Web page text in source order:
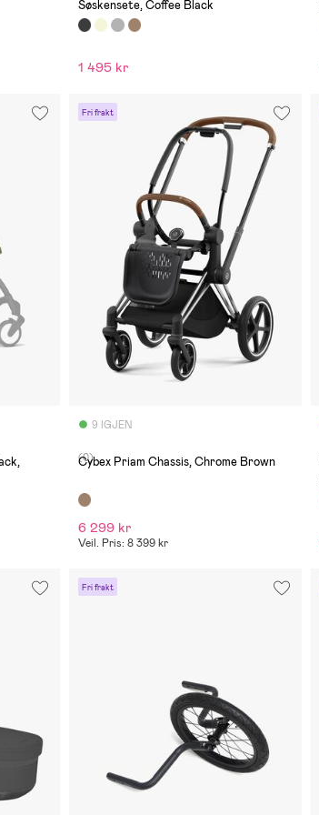
Søskensete, Coffee Black
1 495 kr
Fri frakt
9 IGJEN
(0)
Cybex Priam Chassis, Chrome Brown
6 299 kr
Veil. Pris: 8 399 kr
Fri frakt